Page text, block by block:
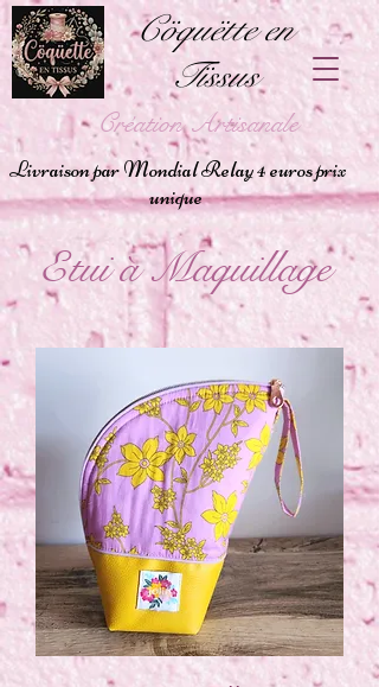
Cöquëtte en
Tïssus
Création Artisanale
Livraison par Mondial Relay 4 euros prix
unique
Etui à Maquillage